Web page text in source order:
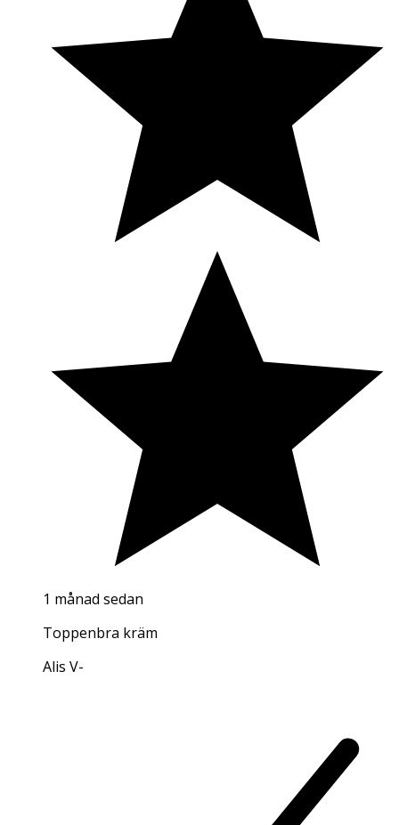
1 månad sedan
Toppenbra kräm
Alis V-